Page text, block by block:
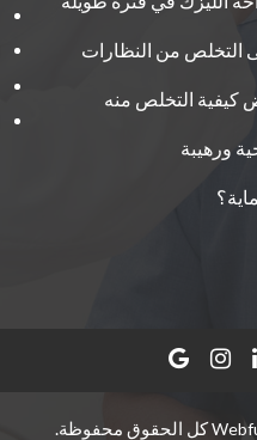
التخلص من النظارات
كيفية التخلص منه
ورهيبة
كل الحقوق محفوظة.